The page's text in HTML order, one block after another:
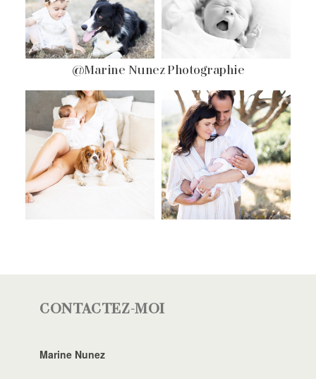
@Marine Nunez Photographie
CONTACTEZ-MOI
Marine Nunez